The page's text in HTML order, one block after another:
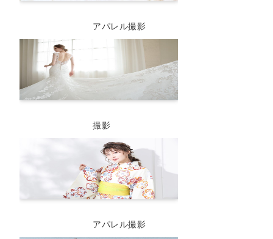
アパレル撮影
撮影
アパレル撮影